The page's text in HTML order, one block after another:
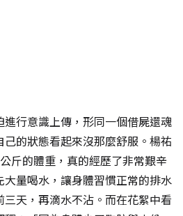
進行意識上傳，形同一個借屍還魂
的狀態看起來沒那麼舒服。楊祐
斤的體重，真的經歷了非常艱辛
量喝水，讓身體習慣正常的排水
天，再滴水不沾。而在花絮中看